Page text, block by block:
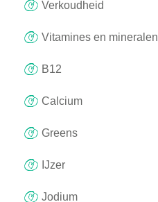
Verkoudheid
Vitamines en mineralen
B12
Calcium
Greens
IJzer
Jodium